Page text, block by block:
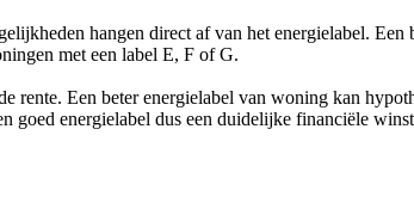
hangen direct af van het energielabel. Een
met een label E, F of G.
Een beter energielabel van woning kan
goed energielabel dus een duidelijke financiële